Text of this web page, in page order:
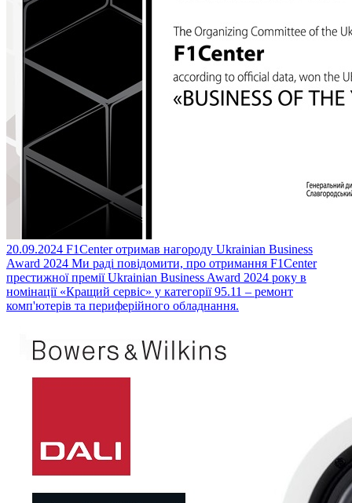
20.09.2024 F1Center отримав нагороду Ukrainian Business
Award 2024 Ми раді повідомити, про отримання F1Center
престижної премії Ukrainian Business Award 2024 року в
номінації «Кращий сервіс» у категорії 95.11 – ремонт
комп'ютерів та периферійного обладнання.